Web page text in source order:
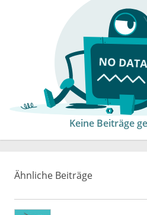
Keine Beiträge
Ähnliche Beiträge